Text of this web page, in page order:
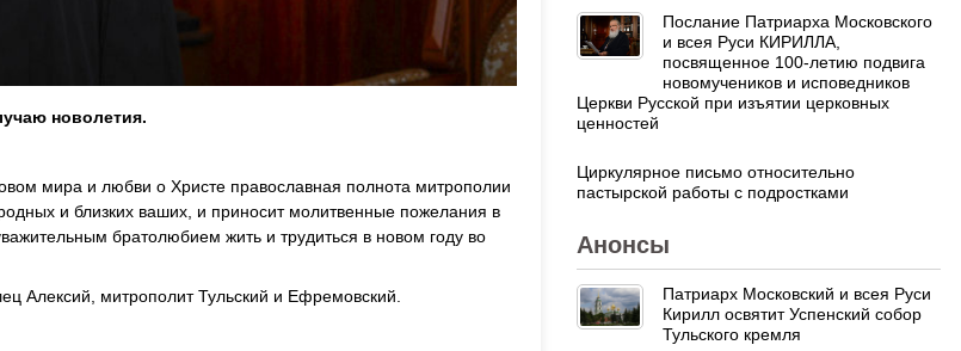
новолетия.
мира и любви о Христе православная полнота митрополии
и близких ваших, и приносит молитвенные пожелания в
братолюбием жить и трудиться в новом году во
Алексий, митрополит Тульский и Ефремовский.
Послание Патриарха Московского
и всея Руси КИРИЛЛА,
посвященное 100-летию подвига
новомучеников и исповедников
Церкви Русской при изъятии церковных
ценностей
Циркулярное письмо относительно
пастырской работы с подростками
Анонсы
Патриарх Московский и всея Руси
Кирилл освятит Успенский собор
Тульского кремля